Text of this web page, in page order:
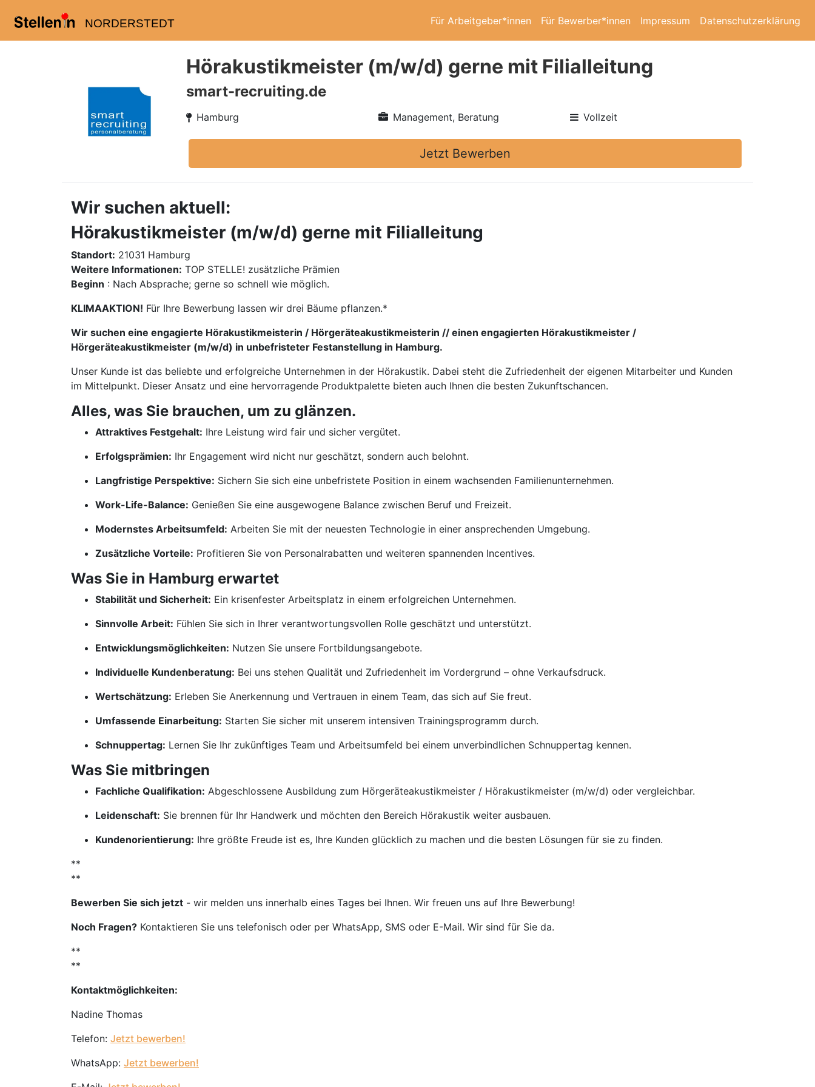
NORDERSTEDT Für Arbeitgeber*innen Für Bewerber*innen Impressum Datenschutzerklärung
Hörakustikmeister (m/w/d) gerne mit Filialleitung
smart-recruiting.de
Hamburg Management, Beratung Vollzeit
Jetzt Bewerben
Wir suchen aktuell:
Hörakustikmeister (m/w/d) gerne mit Filialleitung
Standort: 21031 Hamburg
Weitere Informationen: TOP STELLE! zusätzliche Prämien
Beginn : Nach Absprache; gerne so schnell wie möglich.
KLIMAAKTION! Für Ihre Bewerbung lassen wir drei Bäume pflanzen.*
Wir suchen eine engagierte Hörakustikmeisterin / Hörgeräteakustikmeisterin // einen engagierten Hörakustikmeister /
Hörgeräteakustikmeister (m/w/d) in unbefristeter Festanstellung in Hamburg.
Unser Kunde ist das beliebte und erfolgreiche Unternehmen in der Hörakustik. Dabei steht die Zufriedenheit der eigenen Mitarbeiter und Kunden
im Mittelpunkt. Dieser Ansatz und eine hervorragende Produktpalette bieten auch Ihnen die besten Zukunftschancen.
Alles, was Sie brauchen, um zu glänzen.
Attraktives Festgehalt: Ihre Leistung wird fair und sicher vergütet.
Erfolgsprämien: Ihr Engagement wird nicht nur geschätzt, sondern auch belohnt.
Langfristige Perspektive: Sichern Sie sich eine unbefristete Position in einem wachsenden Familienunternehmen.
Work-Life-Balance: Genießen Sie eine ausgewogene Balance zwischen Beruf und Freizeit.
Modernstes Arbeitsumfeld: Arbeiten Sie mit der neuesten Technologie in einer ansprechenden Umgebung.
Zusätzliche Vorteile: Profitieren Sie von Personalrabatten und weiteren spannenden Incentives.
Was Sie in Hamburg erwartet
Stabilität und Sicherheit: Ein krisenfester Arbeitsplatz in einem erfolgreichen Unternehmen.
Sinnvolle Arbeit: Fühlen Sie sich in Ihrer verantwortungsvollen Rolle geschätzt und unterstützt.
Entwicklungsmöglichkeiten: Nutzen Sie unsere Fortbildungsangebote.
Individuelle Kundenberatung: Bei uns stehen Qualität und Zufriedenheit im Vordergrund – ohne Verkaufsdruck.
Wertschätzung: Erleben Sie Anerkennung und Vertrauen in einem Team, das sich auf Sie freut.
Umfassende Einarbeitung: Starten Sie sicher mit unserem intensiven Trainingsprogramm durch.
Schnuppertag: Lernen Sie Ihr zukünftiges Team und Arbeitsumfeld bei einem unverbindlichen Schnuppertag kennen.
Was Sie mitbringen
Fachliche Qualifikation: Abgeschlossene Ausbildung zum Hörgeräteakustikmeister / Hörakustikmeister (m/w/d) oder vergleichbar.
Leidenschaft: Sie brennen für Ihr Handwerk und möchten den Bereich Hörakustik weiter ausbauen.
Kundenorientierung: Ihre größte Freude ist es, Ihre Kunden glücklich zu machen und die besten Lösungen für sie zu finden.
**
**
Bewerben Sie sich jetzt - wir melden uns innerhalb eines Tages bei Ihnen. Wir freuen uns auf Ihre Bewerbung!
Noch Fragen? Kontaktieren Sie uns telefonisch oder per WhatsApp, SMS oder E-Mail. Wir sind für Sie da.
**
**
Kontaktmöglichkeiten:
Nadine Thomas
Telefon: Jetzt bewerben!
WhatsApp: Jetzt bewerben!